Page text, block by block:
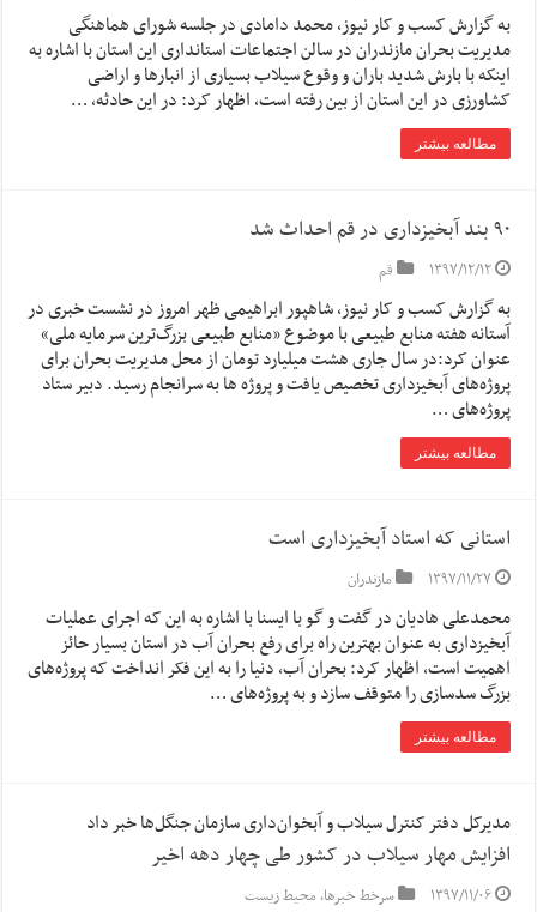
به گزارش کسب و کار نیوز، محمد دامادی در جلسه شورای هماهنگی
مدیریت بحران مازندران در سالن اجتماعات استانداری این استان با اشاره به
اینکه با بارش شدید باران و وقوع سیلاب بسیاری از انبارها و اراضی
کشاورزی در این استان از بین رفته است، اظهار کرد: در این حادثه، …
مطالعه بیشتر
۹۰ بند آبخیزداری در قم احداث شد
۱۳۹۷/۱۲/۱۲ قم
به گزارش کسب و کار نیوز، شاهپور ابراهیمی ظهر امروز در نشست خبری در
آستانه هفته منابع طبیعی با موضوع «منابع طبیعی بزرگ‌ترین سرمایه ملی»
عنوان کرد:در سال جاری هشت میلیارد تومان از محل مدیریت بحران برای
پروژه‌های آبخیزداری تخصیص یافت و پروژه ها به سرانجام رسید. دبیر ستاد
پروژه‌های …
مطالعه بیشتر
استانی که استاد آبخیزداری‌ است
۱۳۹۷/۱۱/۲۷ مازندران
محمدعلی هادیان در گفت و گو با ایسنا با اشاره به این که اجرای عملیات
آبخیزداری به عنوان بهترین راه برای رفع بحران آب در استان بسیار حائز
اهمیت است، اظهار کرد: بحران آب، دنیا را به این فکر انداخت که پروژه‌های
بزرگ سدسازی را متوقف سازد و به پروژه‌های …
مطالعه بیشتر
مدیرکل دفتر کنترل سیلاب و آبخوان‌داری سازمان جنگل‌ها خبر داد
افزایش مهار سیلاب در کشور طی چهار دهه اخیر
۱۳۹۷/۱۱/۰۶ سرخط خبرها,محیط زیست